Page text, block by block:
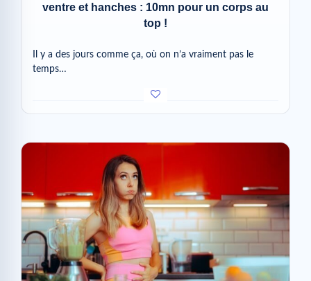
ventre et hanches : 10mn pour un corps au
top !
Il y a des jours comme ça, où on n’a vraiment pas le
temps…